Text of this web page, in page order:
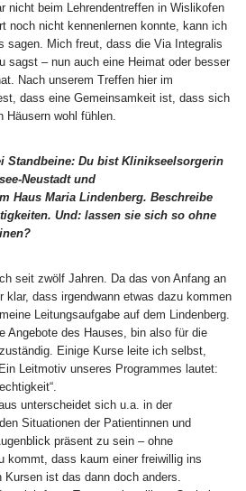
nicht beim Lehrendentreffen in Wislikofen
noch nicht kennenlernen konnte, kann ich
sagen. Mich freut, dass die Via Integralis
sagst – nun auch eine Heimat oder besser
Nach unserem Treffen hier im
dass eine Gemeinsamkeit ist, dass sich
Häusern wohl fühlen.
Standbeine: Du bist Klinikseelsorgerin
Neustadt und
Haus Maria Lindenberg. Beschreibe
Und: lassen sie sich so ohne
seit zwölf Jahren. Da das von Anfang an
klar, dass irgendwann etwas dazu kommen
Leitungsaufgabe auf dem Lindenberg.
Angebote des Hauses, bin also für die
Einige Kurse leite ich selbst,
Leitmotiv unseres Programmes lautet:
unterscheidet sich u.a. in der
Situationen der Patientinnen und
präsent zu sein – ohne
kommt, dass kaum einer freiwillig ins
Kursen ist das dann doch anders.